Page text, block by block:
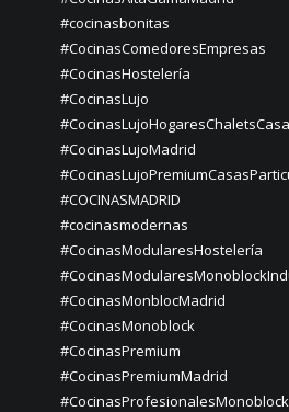
#cocinasbonitas
#CocinasComedoresEmpresas
#CocinasHostelería
#CocinasLujo
#CocinasLujoMadrid
#COCINASMADRID
#cocinasmodernas
#CocinasModularesHostelería
#CocinasMonblocMadrid
#CocinasMonoblock
#CocinasPremium
#CocinasPremiumMadrid